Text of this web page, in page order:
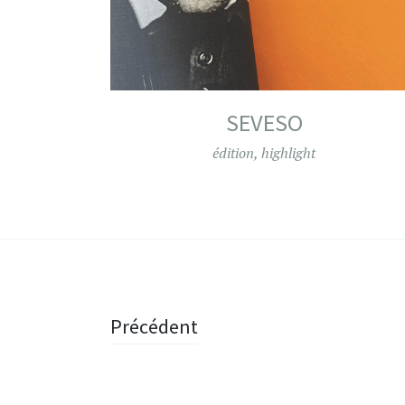
SEVESO
édition, highlight
Navigation
Précédent